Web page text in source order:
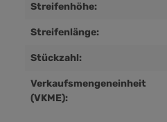
Streifenhöhe:
Streifenlänge:
Stückzahl:
Verkaufsmengeneinheit
(VKME):